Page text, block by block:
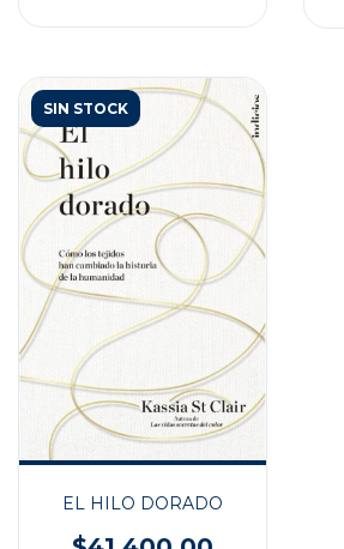
SIN STOCK
EL HILO DORADO